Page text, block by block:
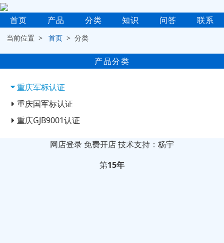
首页 产品 分类 知识 问答 联系
当前位置 >首页 > 分类
产品分类
重庆军标认证
重庆国军标认证
重庆GJB9001认证
网店登录 免费开店技术支持：杨宇
第15年